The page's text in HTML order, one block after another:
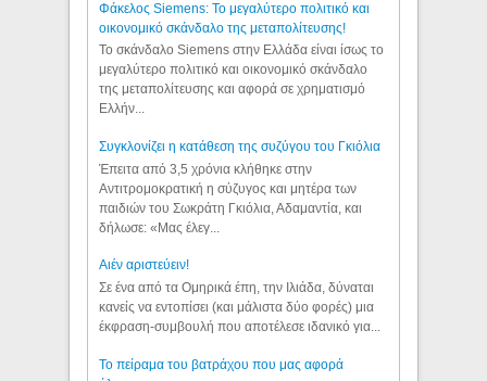
Φάκελος Siemens: Το μεγαλύτερο πολιτικό και
οικονομικό σκάνδαλο της μεταπολίτευσης!
Το σκάνδαλο Siemens στην Ελλάδα είναι ίσως το
μεγαλύτερο πολιτικό και οικονομικό σκάνδαλο
της μεταπολίτευσης και αφορά σε χρηματισμό
Ελλήν...
Συγκλονίζει η κατάθεση της συζύγου του Γκιόλια
Έπειτα από 3,5 χρόνια κλήθηκε στην
Αντιτρομοκρατική η σύζυγος και μητέρα των
παιδιών του Σωκράτη Γκιόλια, Αδαμαντία, και
δήλωσε: «Μας έλεγ...
Aιέν αριστεύειν!
Σε ένα από τα Ομηρικά έπη, την Ιλιάδα, δύναται
κανείς να εντοπίσει (και μάλιστα δύο φορές) μια
έκφραση-συμβουλή που αποτέλεσε ιδανικό για...
Το πείραμα του βατράχου που μας αφορά